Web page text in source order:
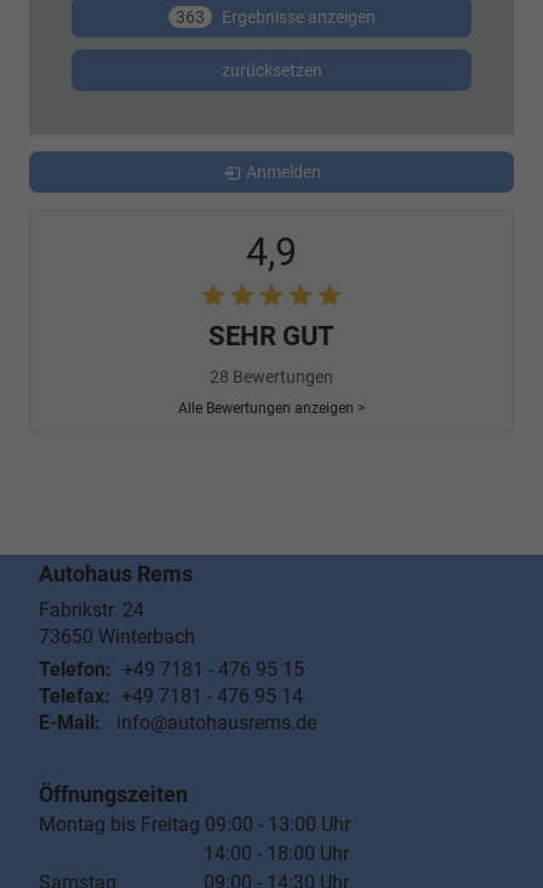
363 Ergebnisse anzeigen
zurücksetzen
Anmelden
4,9
SEHR GUT
28 Bewertungen
Alle Bewertungen anzeigen >
Autohaus Rems
Fabrikstr. 24
73650 Winterbach
Telefon: +49 7181 - 476 95 15
Telefax: +49 7181 - 476 95 14
E-Mail:
info@autohausrems.de
Öffnungszeiten
Montag bis Freitag 09:00 - 13:00 Uhr
14:00 - 18:00 Uhr
Samstag 09:00 - 14:30 Uhr